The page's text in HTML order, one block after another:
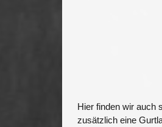
Hier finden wir auch
zusätzlich eine